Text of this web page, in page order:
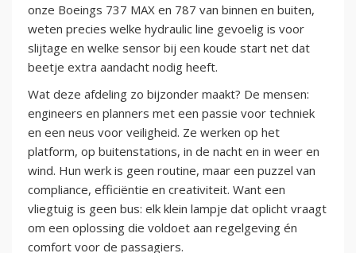
onze Boeings 737 MAX en 787 van binnen en buiten,
weten precies welke hydraulic line gevoelig is voor
slijtage en welke sensor bij een koude start net dat
beetje extra aandacht nodig heeft.
Wat deze afdeling zo bijzonder maakt? De mensen:
engineers en planners met een passie voor techniek
en een neus voor veiligheid. Ze werken op het
platform, op buitenstations, in de nacht en in weer en
wind. Hun werk is geen routine, maar een puzzel van
compliance, efficiëntie en creativiteit. Want een
vliegtuig is geen bus: elk klein lampje dat oplicht vraagt
om een oplossing die voldoet aan regelgeving én
comfort voor de passagiers.